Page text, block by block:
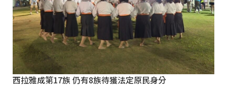
西拉雅成第17族 仍有8族待獲法定原民身分